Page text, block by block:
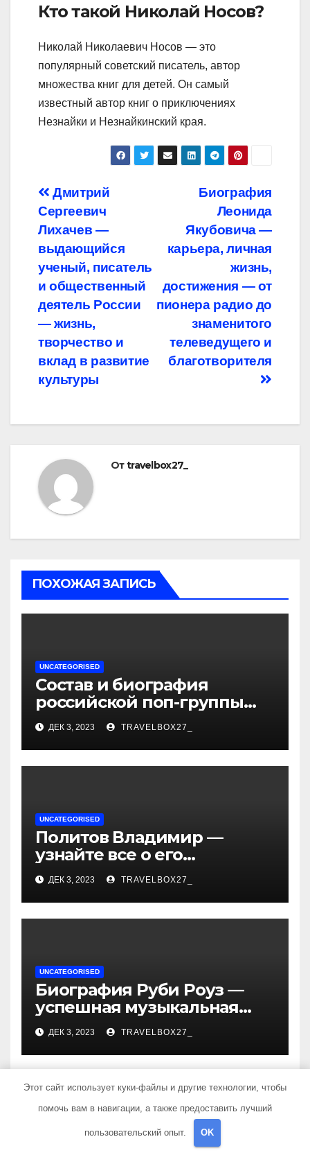
Кто такой Николай Носов?
Николай Николаевич Носов — это
популярный советский писатель, автор
множества книг для детей. Он самый
известный автор книг о приключениях
Незнайки и Незнайкинский края.
Навигация
по
записям
Биография
Леонида
Якубовича —
карьера, личная
жизнь,
достижения — от
пионера радио до
знаменитого
телеведущего и
благотворителя
Дмитрий
Сергеевич
Лихачев —
выдающийся
ученый, писатель
и общественный
деятель России
— жизнь,
творчество и
вклад в развитие
культуры
Отtravelbox27_
ПОХОЖАЯ ЗАПИСЬ
UNCATEGORISED
Состав и биография
российской поп-группы
«Иванушки интернешнл»
— история успеха, музыка
и судьбы участников
ДЕК 3, 2023 TRAVELBOX27_
UNCATEGORISED
Политов Владимир —
узнайте все о его
биографии, возрасте и
впечатляющих
достижениях!
ДЕК 3, 2023 TRAVELBOX27_
UNCATEGORISED
Биография Руби Роуз —
успешная музыкальная
карьера, личная жизнь и
знаковые достижения
ДЕК 3, 2023 TRAVELBOX27_
Добавить комментарий
Этот сайт использует куки-файлы и другие технологии, чтобы
помочь вам в навигации, а также предоставить лучший
пользовательский опыт. OK